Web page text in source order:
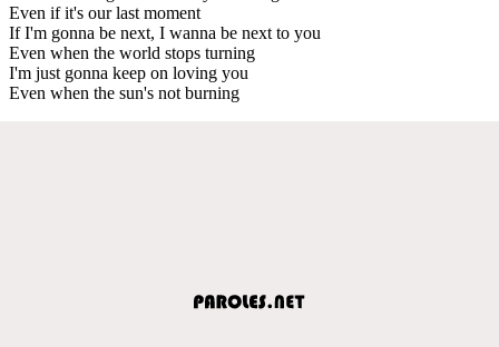
Even if it's our last moment
If I'm gonna be next, I wanna be next to you
Even when the world stops turning
I'm just gonna keep on loving you
Even when the sun's not burning